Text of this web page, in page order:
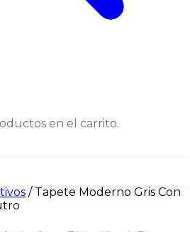
en el carrito.
/ Tapete Moderno Gris Con